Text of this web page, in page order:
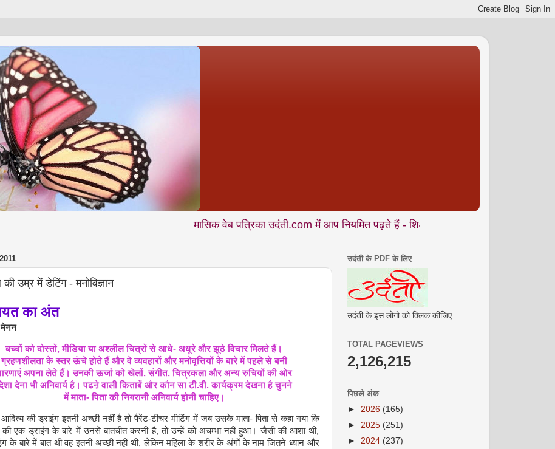
मासिक वेब पत्रिका उदंती.com में आप नियमित पढ़ते हैं - शिक्षा • समाज • कला- संस्कृति • पर्यावरण
उम्र में डेटिंग - मनोविज्ञान
का अंत
मेनन
बच्चों को दोस्तों,मीडिया या अश्लील चित्रों से आधे- अधूरे और झूठे विचार मिलते हैं।
ग्रहणशीलता के स्तर ऊंचे होते हैं और वे व्यवहारों और मनोवृत्तियों के बारे में पहले से बनी
अपना लेते हैं। उनकी ऊर्जा को खेलों,संगीत,चित्रकला और अन्य रुचियों की ओर
देना भी अनिवार्य है। पढऩे वाली किताबें और कौन सा टी.वी.कार्यक्रम देखना है चुनने
में माता-पिता की निगरानी अनिवार्य होनी चाहिए।
आदित्य की ड्राइंग इतनी अच्छी नहीं है तो पैरेंट-टीचर मीटिंग में जब उसके माता- पिता से कहा गया कि
एक ड्राइंग के बारे में उनसे बातचीत करनी है, तो उन्हें को अचम्भा नहीं हुआ। जैसी की आशा थी,
के बारे में बात थी वह इतनी अच्छी नहीं थी, लेकिन महिला के शरीर के अंगों के नाम जितने ध्यान और
उदंती के PDF के लिए
उदंती के इस लोगो को क्लिक कीजिए
TOTAL PAGEVIEWS
2,126,215
पिछले अंक
► 2026 (165)
► 2025 (251)
► 2024 (237)